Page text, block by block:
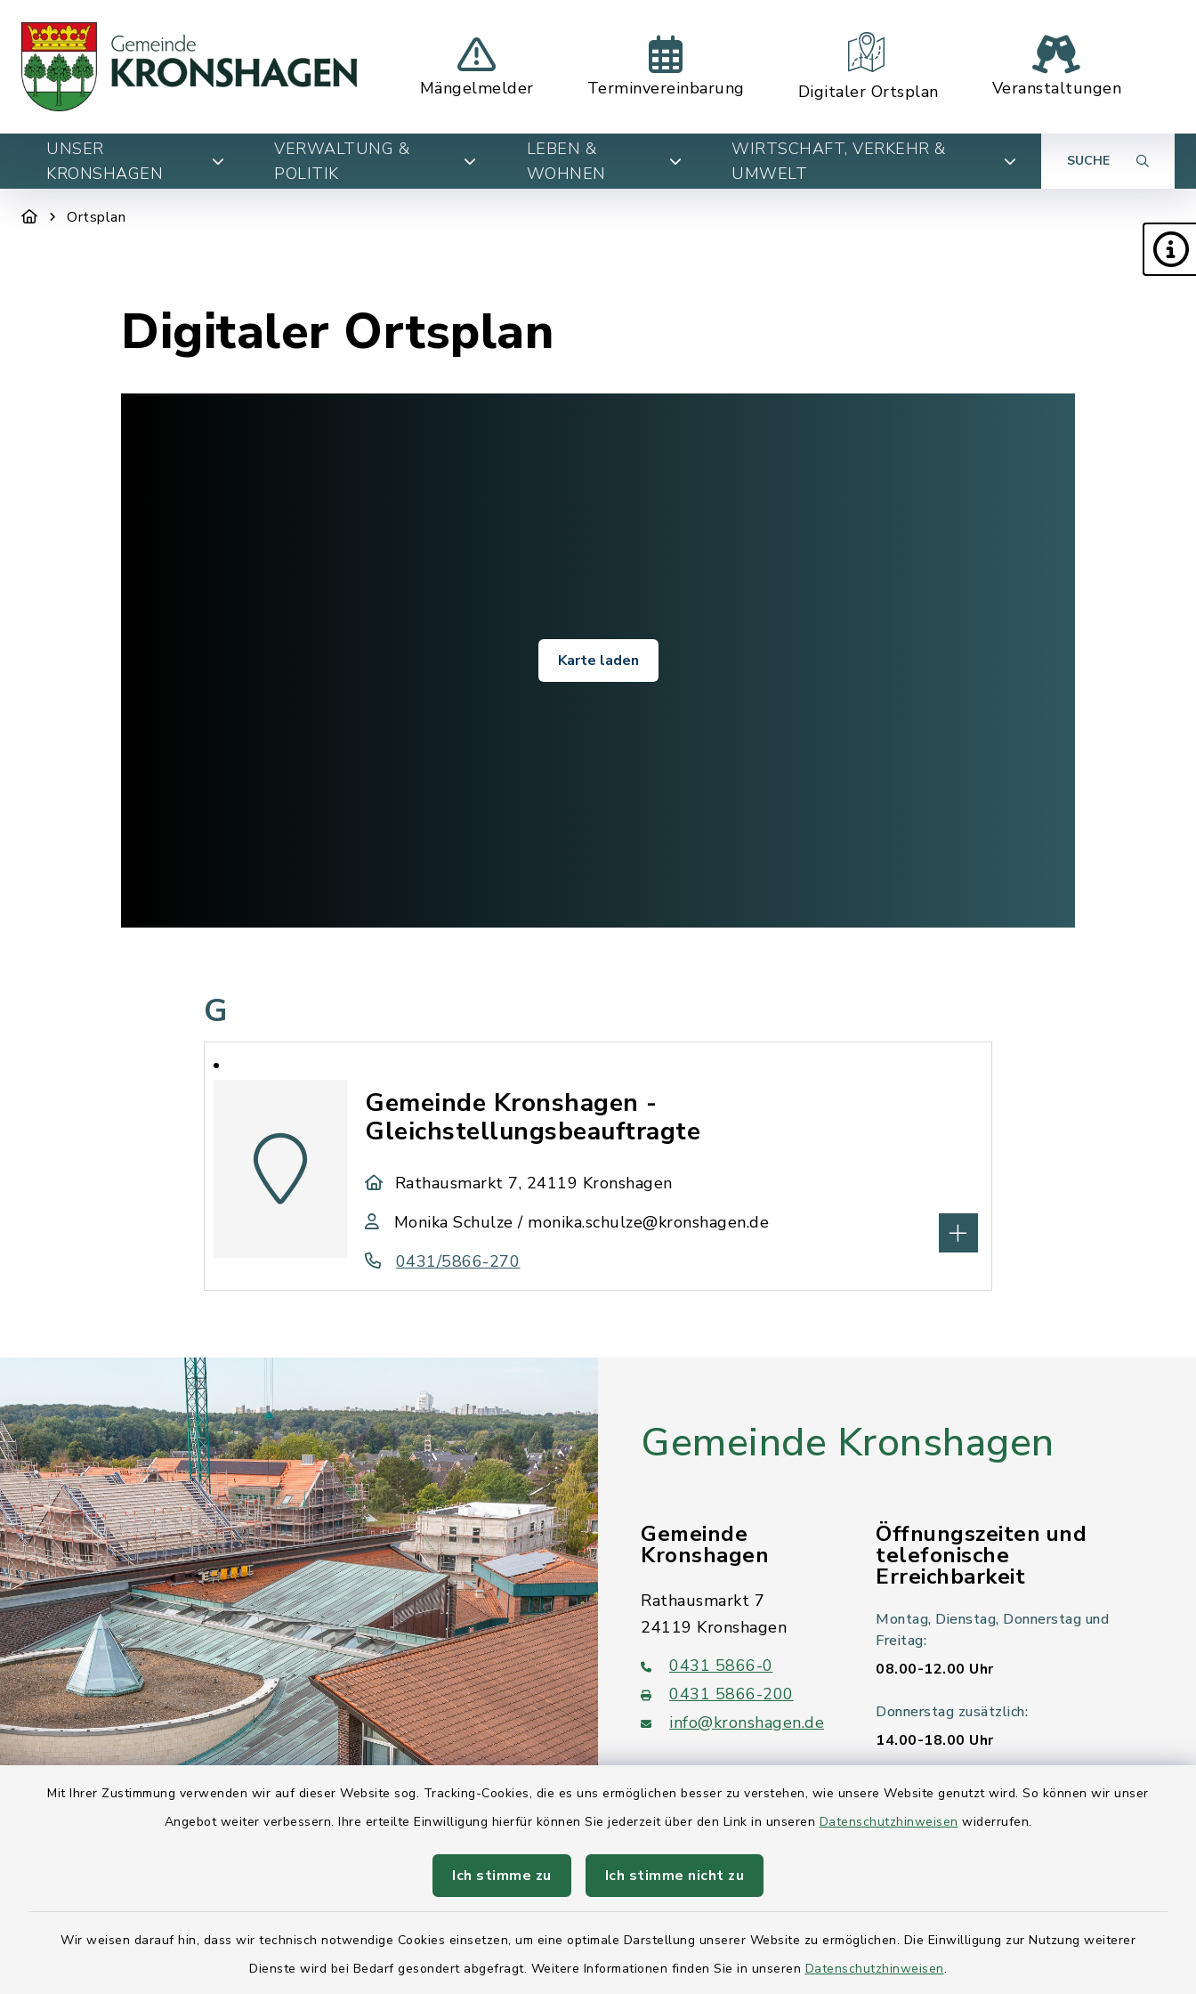
Mit Ihrer Zustimmung verwenden wir auf dieser Website sog. Tracking-Cookies, die es uns ermöglichen besser zu verstehen, wie unsere Website genutzt wird. So können wir unser
Angebot weiter verbessern. Ihre erteilte Einwilligung hierfür können Sie jederzeit über den Link in unseren Datenschutzhinweisen widerrufen.
Ich stimme zu Ich stimme nicht zu
Wir weisen darauf hin, dass wir technisch notwendige Cookies einsetzen, um eine optimale Darstellung unserer Website zu ermöglichen. Die Einwilligung zur Nutzung weiterer
Dienste wird bei Bedarf gesondert abgefragt. Weitere Informationen finden Sie in unseren Datenschutzhinweisen.
Mängelmelder Terminvereinbarung Digitaler Ortsplan Veranstaltungen
UNSER
KRONSHAGEN
VERWALTUNG &
POLITIK
LEBEN &
WOHNEN
WIRTSCHAFT, VERKEHR &
UMWELT
SUCHE
Ortsplan
Digitaler Ortsplan
Karte laden
G
Gemeinde Kronshagen -
Gleichstellungsbeauftragte
Rathausmarkt 7, 24119 Kronshagen
Monika Schulze / monika.schulze@kronshagen.de
0431/5866-270
Gemeinde Kronshagen
Gemeinde
Kronshagen
Rathausmarkt 7
24119 Kronshagen
0431 5866-0
0431 5866-200
info@kronshagen.de
Öffnungszeiten und
telefonische
Erreichbarkeit
Montag, Dienstag, Donnerstag und
Freitag:
08.00-12.00 Uhr
Donnerstag zusätzlich:
14.00-18.00 Uhr
Quicklinks
Ihre Behördennummer 115
Holstein